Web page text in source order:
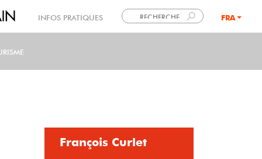
INFOS PRATIQUES FRA
François Curlet